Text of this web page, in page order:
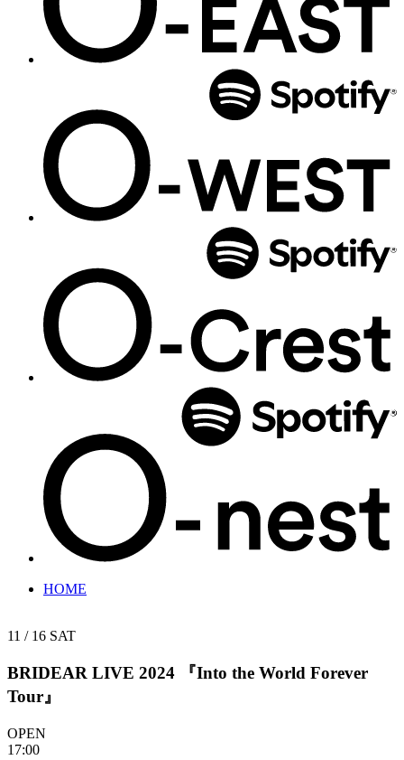
HOME
11 / 16 SAT
BRIDEAR LIVE 2024
『Into the World Forever
Tour』
OPEN
17:00